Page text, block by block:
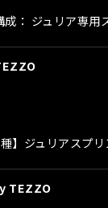
： ジュリア専
種】ジュリア
TEZZO